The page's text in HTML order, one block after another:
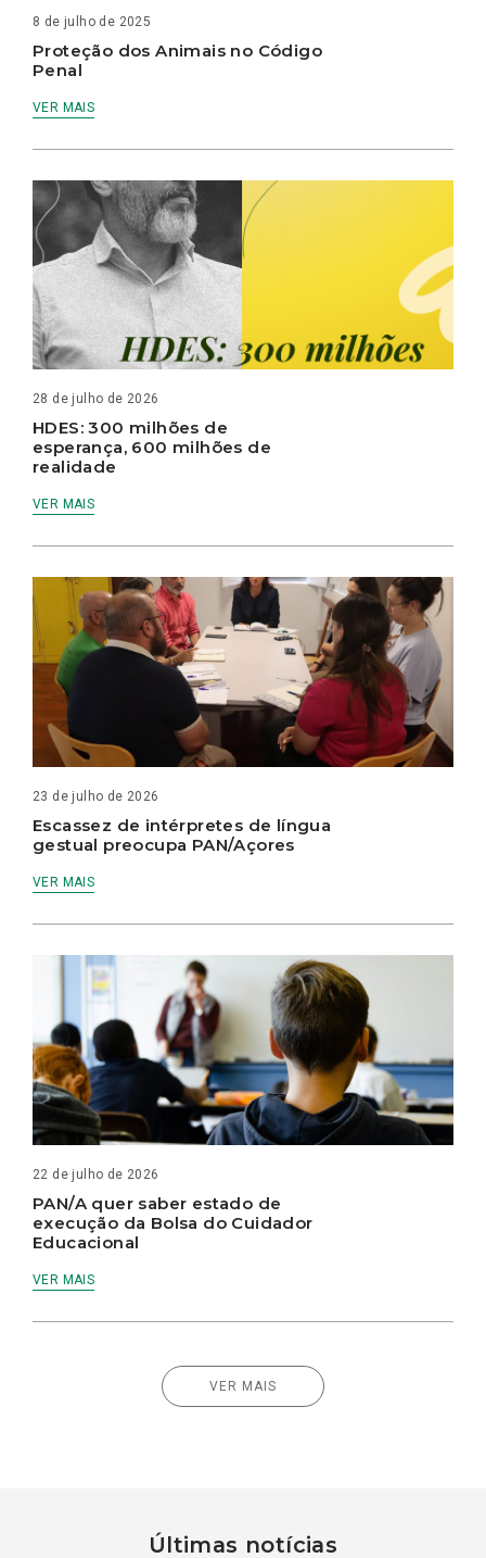
8 de julho de 2025
Proteção dos Animais no Código
Penal
VER MAIS
28 de julho de 2026
HDES: 300 milhões de
esperança, 600 milhões de
realidade
VER MAIS
23 de julho de 2026
Escassez de intérpretes de língua
gestual preocupa PAN/Açores
VER MAIS
22 de julho de 2026
PAN/A quer saber estado de
execução da Bolsa do Cuidador
Educacional
VER MAIS
VER MAIS
Últimas notícias